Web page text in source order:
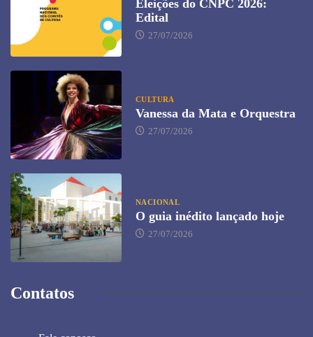
Eleições do CNPC 2026:
Edital
27/07/2026
CULTURA
Vanessa da Mata e Orquestra
27/07/2026
NACIONAL
O guia inédito lançado hoje
27/07/2026
Contatos